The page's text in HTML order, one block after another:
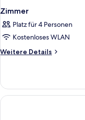
Zimmer
Platz für 4 Personen
Kostenloses WLAN
Weitere Details
Weitere